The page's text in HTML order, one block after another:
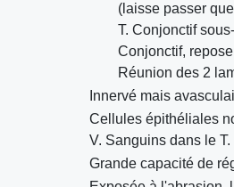
(laisse passer
T. Conjonctif
Conjonctif,
Réunion des 2
Innervé mais
Cellules épithéliales
V. Sanguins dans le
Grande capacité de